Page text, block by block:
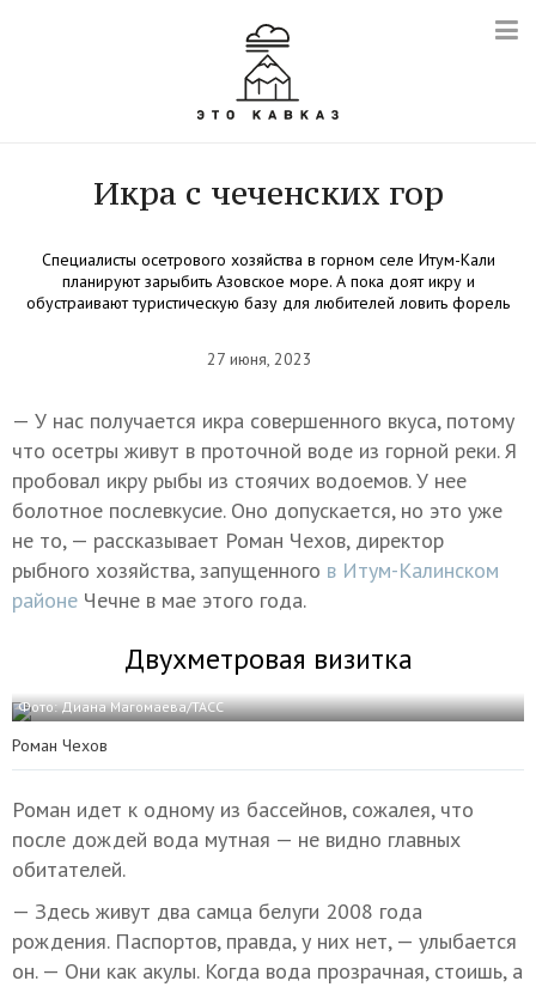
Икра с чеченских гор
Специалисты осетрового хозяйства в горном селе Итум-Кали
планируют зарыбить Азовское море. А пока доят икру и
обустраивают туристическую базу для любителей ловить форель
27 июня, 2023
— У нас получается икра совершенного вкуса, потому
что осетры живут в проточной воде из горной реки. Я
пробовал икру рыбы из стоячих водоемов. У нее
болотное послевкусие. Оно допускается, но это уже
не то, — рассказывает Роман Чехов, директор
рыбного хозяйства, запущенного в Итум-Калинском
районе Чечне в мае этого года.
Двухметровая визитка
Фото: Диана Магомаева/ТАСС
Роман Чехов
Роман идет к одному из бассейнов, сожалея, что
после дождей вода мутная — не видно главных
обитателей.
— Здесь живут два самца белуги 2008 года
рождения. Паспортов, правда, у них нет, — улыбается
он. — Они как акулы. Когда вода прозрачная, стоишь, а